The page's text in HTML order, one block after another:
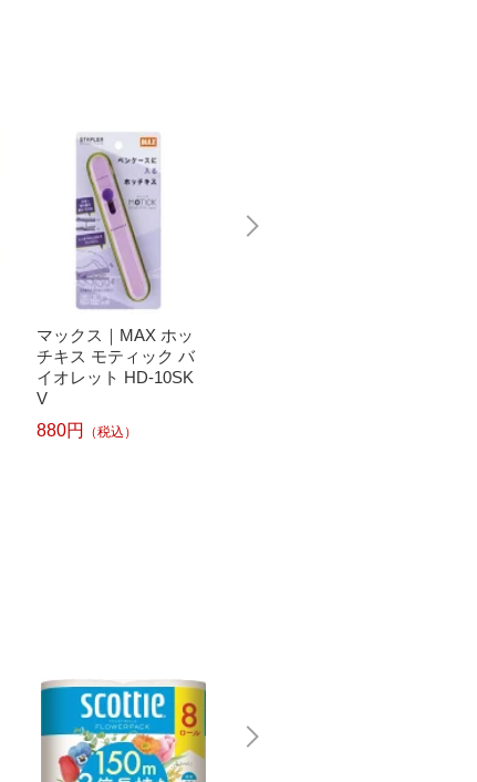
マックス｜MAX ホッ
チキス モティック バ
イオレット HD-10SK
V
880円
（税込）